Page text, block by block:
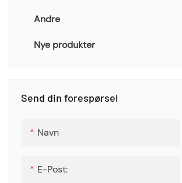
Bøttehatt
Skjerf
Vesker
Andre
Nye produkter
Send din forespørsel
Navn
E-Post: